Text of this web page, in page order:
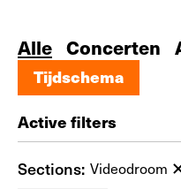
Alle Concerten
Tijdschema
Tijdschema
Active filters
Sections: Videodroom